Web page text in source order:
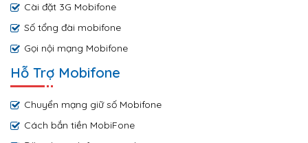
Cài đặt 3G Mobifone
Số tổng đài mobifone
Gọi nội mạng Mobifone
Hỗ Trợ Mobifone
Chuyển mạng giữ số Mobifone
Cách bắn tiền MobiFone